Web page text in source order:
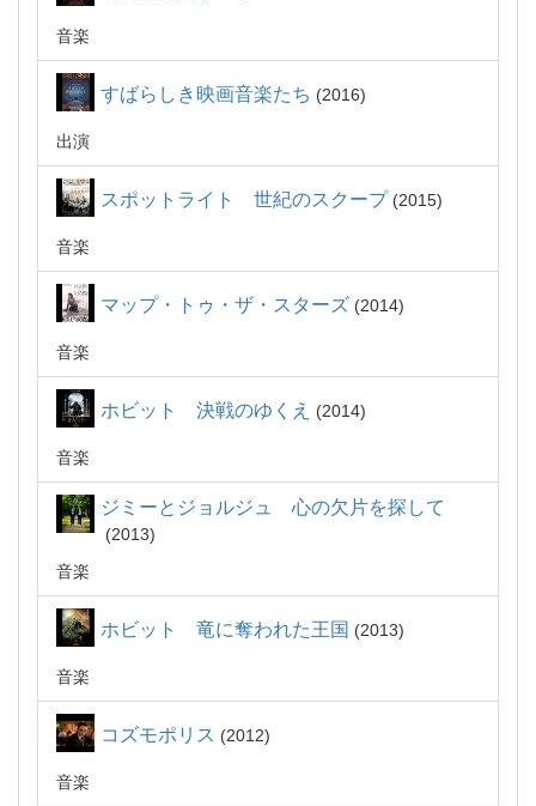
音楽
すばらしき映画音楽たち 2016
出演
スポットライト 世紀のスクープ 2015
音楽
マップ・トゥ・ザ・スターズ 2014
音楽
ホビット 決戦のゆくえ 2014
音楽
ジミーとジョルジュ 心の欠片を探して
2013
音楽
ホビット 竜に奪われた王国 2013
音楽
コズモポリス 2012
音楽